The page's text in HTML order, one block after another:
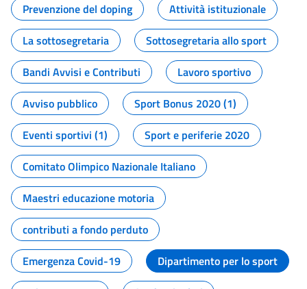
Prevenzione del doping
Attività istituzionale
La sottosegretaria
Sottosegretaria allo sport
Bandi Avvisi e Contributi
Lavoro sportivo
Avviso pubblico
Sport Bonus 2020 (1)
Eventi sportivi (1)
Sport e periferie 2020
Comitato Olimpico Nazionale Italiano
Maestri educazione motoria
contributi a fondo perduto
Emergenza Covid-19
Dipartimento per lo sport